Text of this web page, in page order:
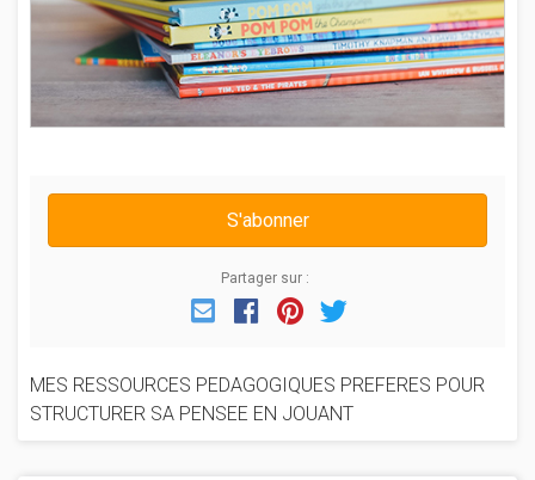
S'abonner
Partager sur :
EmailFacebook
Pinterest
MES RESSOURCES PEDAGOGIQUES PREFERES POUR
STRUCTURER SA PENSEE EN JOUANT